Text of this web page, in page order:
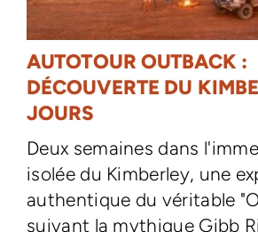
AUTOTOUR OUTBACK :
DÉCOUVERTE DU
JOURS
Deux semaines dans
isolée du Kimberley, une
authentique du véritable
suivant la mythique Gibb